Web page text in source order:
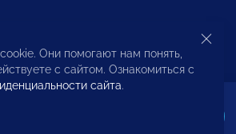
прав предпринимателей и
Они помогают нам понять,
с сайтом. Ознакомиться с
сайта.